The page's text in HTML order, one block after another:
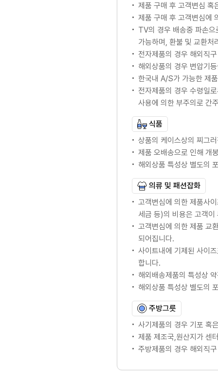
제품 구매 후 고객변심 혹
제품 구매 후 고객변심에
TV의 경우 배송중 파손
가능하며, 환불 및 교환처
전자제품의 경우 해외직
해외상품의 경우 변압기
한국내 A/S가 가능한 제
전자제품의 경우 수령일
사용에 의한 부주의로 간
식품
상품의 케이스상의 찌그
제품 오배송으로 인해 개
해외상품 특성상 별도의
의류 및 패션잡화
고객변심에 의한 제품사
세금 등)의 비용은 고객이
고객변심에 의한 제품 교
되어집니다.
사이트내에 기제된 사이
합니다.
해외배송제품의 특성상
해외상품 특성상 별도의
주방그릇
사기제품의 경우 기포 혹
제품 제조국,원산지가 센
주방제품의 경우 해외직